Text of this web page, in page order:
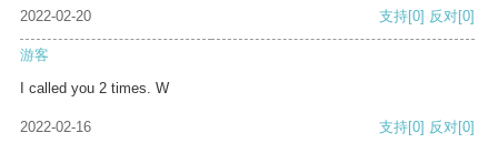
2022-02-20 支持[0] 反对[0]
游客
I called you 2 times. W
2022-02-16 支持[0] 反对[0]